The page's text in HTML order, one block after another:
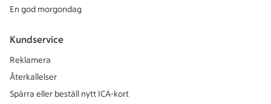
En god morgondag
Kundservice
Reklamera
Återkallelser
Spärra eller beställ nytt ICA-kort